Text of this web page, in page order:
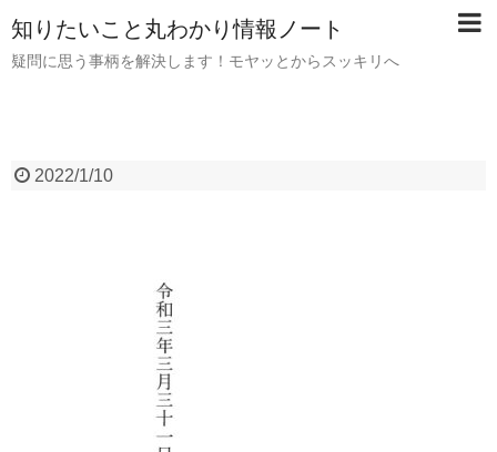
知りたいこと丸わかり情報ノート
疑問に思う事柄を解決します！モヤッとからスッキリへ
2022/1/10